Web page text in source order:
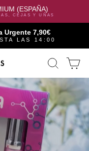
(ESPAÑA)
CEJAS Y UÑAS
Urgente 7,90€
LAS 14:00